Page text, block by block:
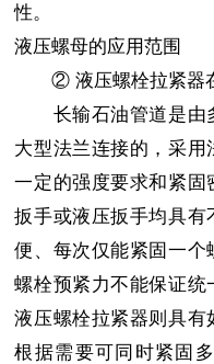
性。
液压螺母的应用范围
② 液压螺栓拉紧器在
长输石油管道是由
大型法兰连接的，采
一定的强度要求和紧固
扳手或液压扳手均具
便、每次仅能紧固一个
螺栓预紧力不能保证统
液压螺栓拉紧器则具有
根据需要可同时紧固